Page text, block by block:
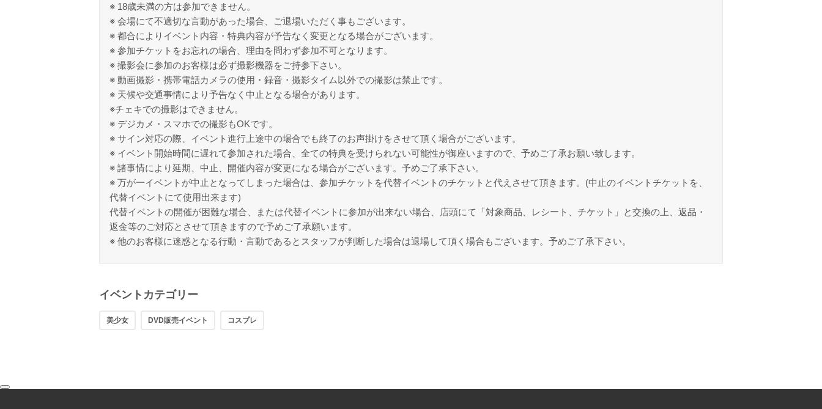
※ 18歳未満の方は参加できません。
※ 会場にて不適切な言動があった場合、ご退場いただく事もございます。
※ 都合によりイベント内容・特典内容が予告なく変更となる場合がございます。
※ 参加チケットをお忘れの場合、理由を問わず参加不可となります。
※ 撮影会に参加のお客様は必ず撮影機器をご持参下さい。
※ 動画撮影・携帯電話カメラの使用・録音・撮影タイム以外での撮影は禁止です。
※ 天候や交通事情により予告なく中止となる場合があります。
※チェキでの撮影はできません。
※ デジカメ・スマホでの撮影もOKです。
※ サイン対応の際、イベント進行上途中の場合でも終了のお声掛けをさせて頂く場合がございます。
※ イベント開始時間に遅れて参加された場合、全ての特典を受けられない可能性が御座いますので、予めご了承お願い致します。
※ 諸事情により延期、中止、開催内容が変更になる場合がございます。予めご了承下さい。
※ 万が一イベントが中止となってしまった場合は、参加チケットを代替イベントのチケットと代えさせて頂きます。(中止のイベントチケットを、
代替イベントにて使用出来ます)
代替イベントの開催が困難な場合、または代替イベントに参加が出来ない場合、店頭にて「対象商品、レシート、チケット」と交換の上、返品・
返金等のご対応とさせて頂きますので予めご了承願います。
※ 他のお客様に迷惑となる行動・言動であるとスタッフが判断した場合は退場して頂く場合もございます。予めご了承下さい。
イベントカテゴリー
美少女 DVD販売イベント コスプレ